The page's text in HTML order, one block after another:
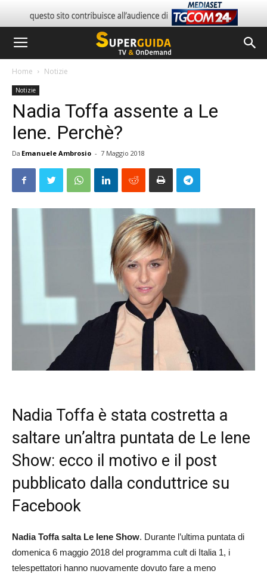
Home Notizie
Notizie
Nadia Toffa assente a Le
Iene. Perchè?
Da Emanuele Ambrosio - 7 Maggio 2018
Nadia Toffa è stata costretta a
saltare un’altra puntata de Le Iene
Show: ecco il motivo e il post
pubblicato dalla conduttrice su
Facebook
Nadia Toffa salta Le Iene Show. Durante l’ultima puntata di
domenica 6 maggio 2018 del programma cult di Italia 1, i
telespettatori hanno nuovamente dovuto fare a meno